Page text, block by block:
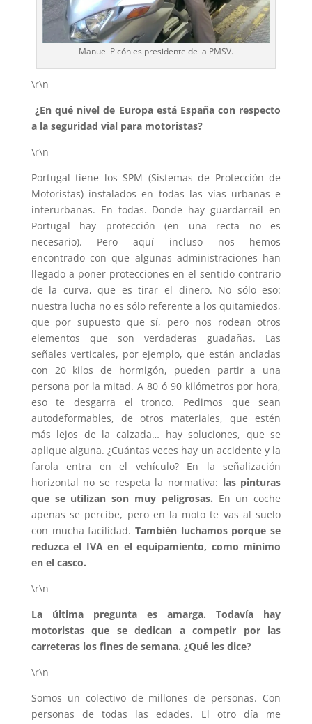
Manuel Picón es presidente de la PMSV.
\r\n
¿En qué nivel de Europa está España con respecto
a la seguridad vial para motoristas?
\r\n
Portugal tiene los SPM (Sistemas de Protección de
Motoristas) instalados en todas las vías urbanas e
interurbanas. En todas. Donde hay guardarraíl en
Portugal hay protección (en una recta no es
necesario). Pero aquí incluso nos hemos
encontrado con que algunas administraciones han
llegado a poner protecciones en el sentido contrario
de la curva, que es tirar el dinero. No sólo eso:
nuestra lucha no es sólo referente a los quitamiedos,
que por supuesto que sí, pero nos rodean otros
elementos que son verdaderas guadañas. Las
señales verticales, por ejemplo, que están ancladas
con 20 kilos de hormigón, pueden partir a una
persona por la mitad. A 80 ó 90 kilómetros por hora,
eso te desgarra el tronco. Pedimos que sean
autodeformables, de otros materiales, que estén
más lejos de la calzada… hay soluciones, que se
aplique alguna. ¿Cuántas veces hay un accidente y la
farola entra en el vehículo? En la señalización
horizontal no se respeta la normativa: las pinturas
que se utilizan son muy peligrosas. En un coche
apenas se percibe, pero en la moto te vas al suelo
con mucha facilidad. También luchamos porque se
reduzca el IVA en el equipamiento, como mínimo
en el casco.
\r\n
La última pregunta es amarga. Todavía hay
motoristas que se dedican a competir por las
carreteras los fines de semana. ¿Qué les dice?
\r\n
Somos un colectivo de millones de personas. Con
personas de todas las edades. El otro día me